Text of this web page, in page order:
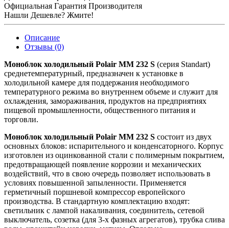
Официальная Гарантия Производителя
Нашли Дешевле? Жмите!
Описание
Отзывы (0)
Моноблок холодильный Polair MM 232 S (серия Standart)
среднетемпературный, предназначен к установке в
холодильной камере для поддержания необходимого
температурного режима во внутреннем объеме и служит для
охлаждения, замораживания, продуктов на предприятиях
пищевой промышленности, общественного питания и
торговли.
Моноблок холодильный Polair MM 232 S состоит из двух
основных блоков: испарительного и конденсаторного. Корпус
изготовлен из оцинкованной стали с полимерным покрытием,
предотвращающей появление коррозии и механических
воздействий, что в свою очередь позволяет использовать в
условиях повышенной запыленности. Применяется
герметичный поршневой компрессор европейского
производства. В стандартную комплектацию входят:
светильник с лампой накаливания, соединитель, сетевой
выключатель, созетка (для 3-х фазных агрегатов), трубка слива